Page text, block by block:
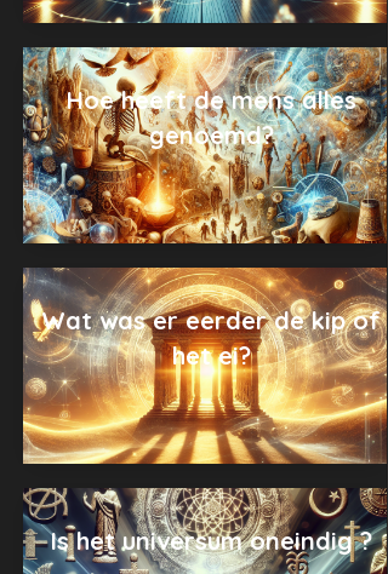
Hoe heeft de mens alles
genoemd?
Wat was er eerder de kip of
het ei?
Is het universum oneindig ?